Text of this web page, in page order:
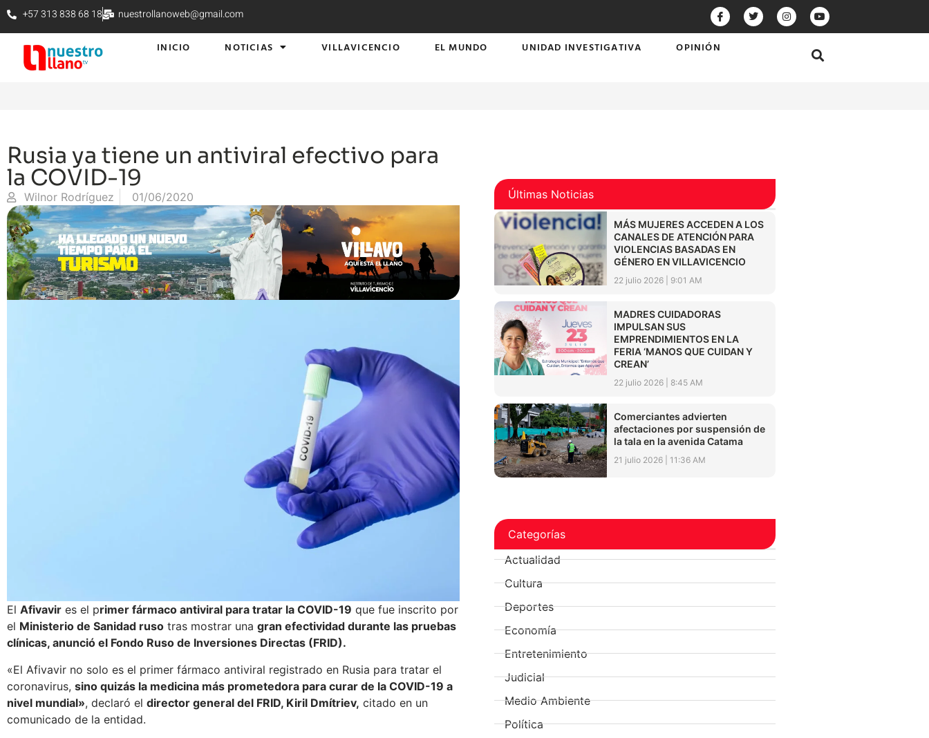
+57 313 838 68 18 nuestrollanoweb@gmail.com
INICIO NOTICIAS VILLAVICENCIO EL MUNDO UNIDAD INVESTIGATIVA OPINIÓN
Rusia ya tiene un antiviral efectivo para
la COVID-19
Wilnor Rodríguez 01/06/2020
El Afivavir es el primer fármaco antiviral para tratar la COVID-19 que fue inscrito por
el Ministerio de Sanidad ruso tras mostrar una gran efectividad durante las pruebas
clínicas, anunció el Fondo Ruso de Inversiones Directas (FRID).
«El Afivavir no solo es el primer fármaco antiviral registrado en Rusia para tratar el
coronavirus, sino quizás la medicina más prometedora para curar de la COVID-19 a
nivel mundial», declaró el director general del FRID, Kiril Dmítriev, citado en un
comunicado de la entidad.
Últimas Noticias
MÁS MUJERES ACCEDEN A LOS
CANALES DE ATENCIÓN PARA
VIOLENCIAS BASADAS EN
GÉNERO EN VILLAVICENCIO
22 julio 2026 9:01 AM
MADRES CUIDADORAS
IMPULSAN SUS
EMPRENDIMIENTOS EN LA
FERIA ‘MANOS QUE CUIDAN Y
CREAN’
22 julio 2026 8:45 AM
Comerciantes advierten
afectaciones por suspensión de
la tala en la avenida Catama
21 julio 2026 11:36 AM
Categorías
Actualidad
Cultura
Deportes
Economía
Entretenimiento
Judicial
Medio Ambiente
Política